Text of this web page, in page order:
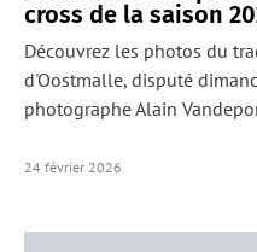
cross de la saison
Découvrez les photos du
d'Oostmalle, disputé
photographe Alain
24 février 2026